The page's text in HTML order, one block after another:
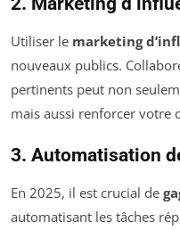
Utiliser le marketing
nouveaux publics.
pertinents peut non
mais aussi renforcer votre
3. Automatisation
En 2025, il est crucial de
automatisant les tâches